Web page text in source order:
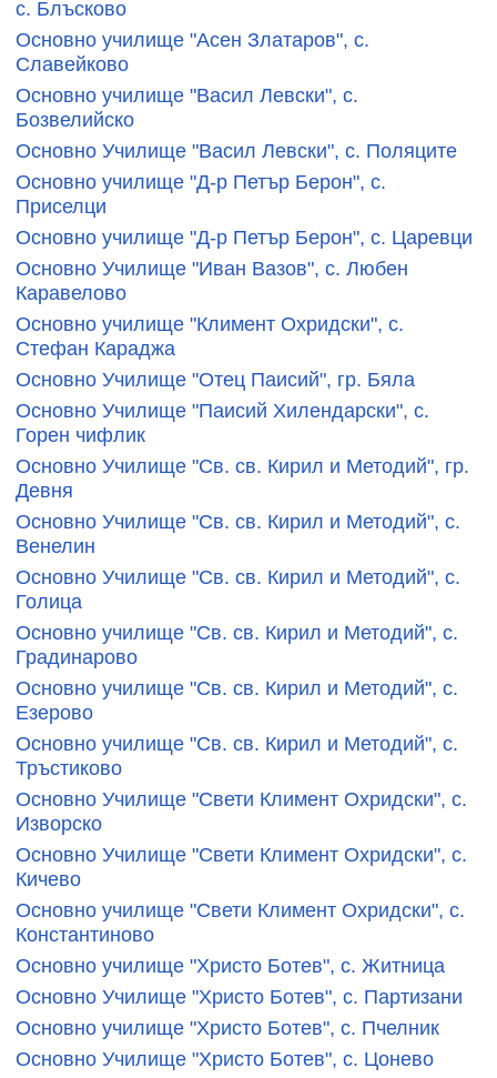
с. Блъсково
Основно училище "Асен Златаров", с.
Славейково
Основно училище "Васил Левски", с.
Бозвелийско
Основно Училище "Васил Левски", с. Поляците
Основно училище "Д-р Петър Берон", с.
Приселци
Основно училище "Д-р Петър Берон", с. Царевци
Основно Училище "Иван Вазов", с. Любен
Каравелово
Основно училище "Климент Охридски", с.
Стефан Караджа
Основно Училище "Отец Паисий", гр. Бяла
Основно Училище "Паисий Хилендарски", с.
Горен чифлик
Основно Училище "Св. св. Кирил и Методий", гр.
Девня
Основно Училище "Св. св. Кирил и Методий", с.
Венелин
Основно Училище "Св. св. Кирил и Методий", с.
Голица
Основно училище "Св. св. Кирил и Методий", с.
Градинарово
Основно училище "Св. св. Кирил и Методий", с.
Езерово
Основно училище "Св. св. Кирил и Методий", с.
Тръстиково
Основно Училище "Свети Климент Охридски", с.
Изворско
Основно Училище "Свети Климент Охридски", с.
Кичево
Основно училище "Свети Климент Охридски", с.
Константиново
Основно училище "Христо Ботев", с. Житница
Основно Училище "Христо Ботев", с. Партизани
Основно училище "Христо Ботев", с. Пчелник
Основно Училище "Христо Ботев", с. Цонево